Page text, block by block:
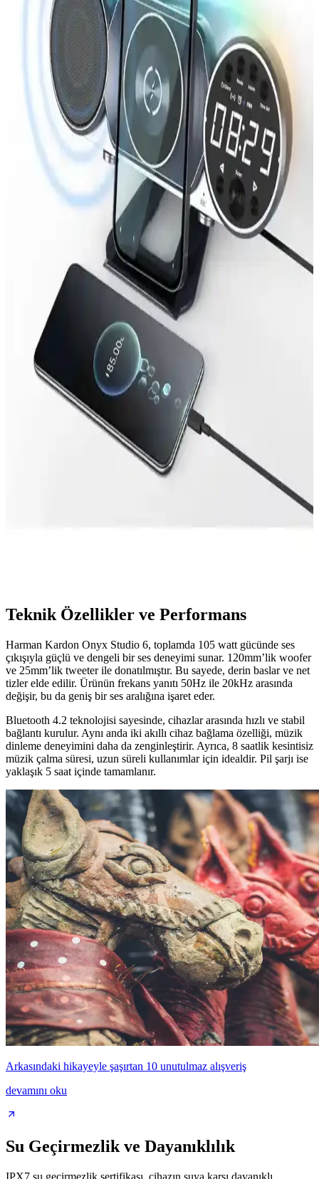
dikkat çeker.
Modern Şarj Standları: Çoklu Cihazlar İçin Pratik
ve Yenilikçi Çözüm Seçenekleri
Gelişmiş şarj standları, çoklu cihaz desteği ve kablosuz özellikleriyle
kullanım kolaylığı sağlar, kablo karmaşasını azaltır ve taşınabilirlik
Taşınabilir Hoparlör Seçiminde Dikkat Edilmesi
Gereken Temel Özellikler ve En Güncel Modeller
Gelişen teknolojilerle taşınabilir hoparlörler, hafif tasarımı ve
dayanıklılığıyla öne çıkıyor. Bluetooth ve diğer bağlantı
seçenekleriyle çeşitli kullanım alanlarına uygun modeller bulunuyor.
JBL Taşınabilir Hoparlörlerin Özellikleri ve
Kullanım Alanları Analizi
JBL’in taşınabilir hoparlörleri yüksek ses çıkışı ve netliğiyle bilinir.
Modelleri, düşük frekans performansı ve kullanım alanlarına göre
çeşitli özellikler sunar, kullanıcı memnuniyetini artırır.
Taşınabilir ve Üçlü Ekranlı Monitörler: Günümüz
Teknolojisinde Çoklu Ekran Çözümleri
Taşınabilir ve üçlü ekranlı monitörler, yüksek çözünürlük ve
taşınabilirlik özellikleriyle profesyonel ve eğlence amaçlı
kullanımlarda öne çıkıyor.
Anker 20W USB-C Adaptör Özellikleri ve Kullanım
Alanları Hakkında Detaylı Bilgi
Anker 20W USB-C adaptör yüksek verimlilik ve taşınabilirlik sunar,
hızlı şarj imkanıyla uyumlu cihazlara pratik kullanım sağlar.
Çok Fonksiyonlu Şarjlı Kablosuz Radyo: Modern
Teknik Özellikler ve Performans
Harman Kardon Onyx Studio 6, toplamda 105 watt gücünde ses
çıkışıyla güçlü ve dengeli bir ses deneyimi sunar. 120mm’lik woofer
ve 25mm’lik tweeter ile donatılmıştır. Bu sayede, derin baslar ve net
tizler elde edilir. Ürünün frekans yanıtı 50Hz ile 20kHz arasında
değişir, bu da geniş bir ses aralığına işaret eder.
Bluetooth 4.2 teknolojisi sayesinde, cihazlar arasında hızlı ve stabil
bağlantı kurulur. Aynı anda iki akıllı cihaz bağlama özelliği, müzik
dinleme deneyimini daha da zenginleştirir. Ayrıca, 8 saatlik kesintisiz
müzik çalma süresi, uzun süreli kullanımlar için idealdir. Pil şarjı ise
yaklaşık 5 saat içinde tamamlanır.
Arkasındaki hikayeyle şaşırtan 10 unutulmaz alışveriş
devamını oku
Su Geçirmezlik ve Dayanıklılık
IPX7 su geçirmezlik sertifikası, cihazın suya karşı dayanıklı